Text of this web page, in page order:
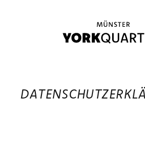
ANMIETUNG FÜR
KONVOY-
KASINOPARK